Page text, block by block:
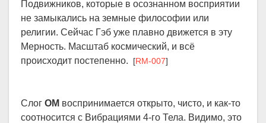
Подвижников, которые в осознанном восприятии
не замыкались на земные философии или
религии. Сейчас Гэб уже плавно движется в эту
Мерность. Масштаб космический, и всё
происходит постепенно. [RM-007]
Слог ОМ воспринимается открыто, чисто, и как-то
соотносится с Вибрациями 4-го Тела. Видимо, это